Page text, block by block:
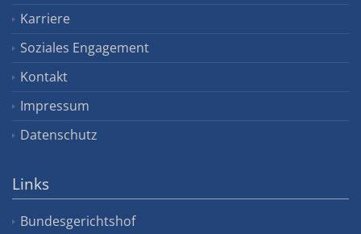
Karriere
Soziales Engagement
Kontakt
Impressum
Datenschutz
Links
Bundesgerichtshof